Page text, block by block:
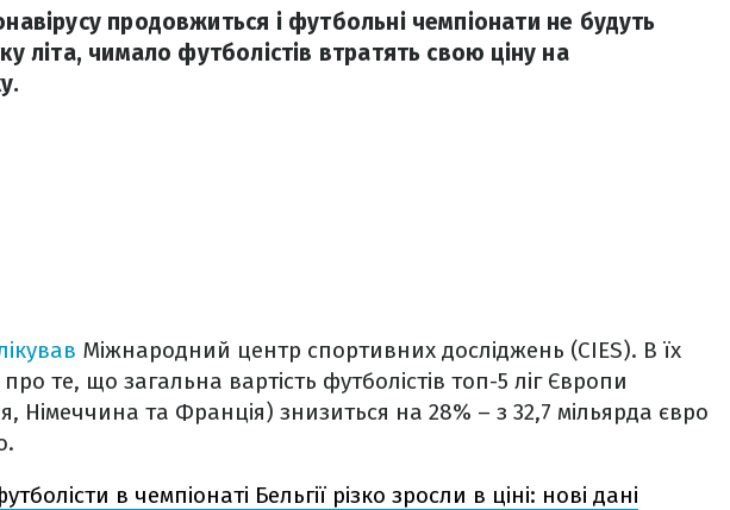
продовжиться і футбольні чемпіонати не будуть
літа, чимало футболістів втратять свою ціну на
Міжнародний центр спортивних досліджень (CIES). В їх
те, що загальна вартість футболістів топ-5 ліг Європи
Німеччина та Франція) знизиться на 28% – з 32,7 мільярда євро
в чемпіонаті Бельгії різко зросли в ціні: нові дані